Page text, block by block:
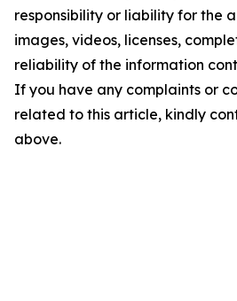
responsibility or liability for the
images, videos, licenses,
reliability of the information
If you have any complaints or
related to this article, kindly
above.